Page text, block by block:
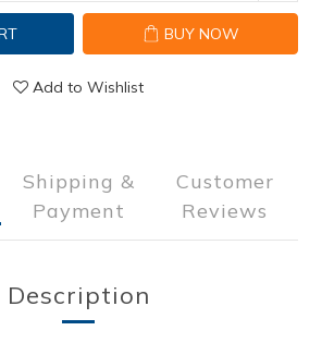
BUY NOW
Add to Wishlist
Shipping &
Payment
Customer
Reviews
Description